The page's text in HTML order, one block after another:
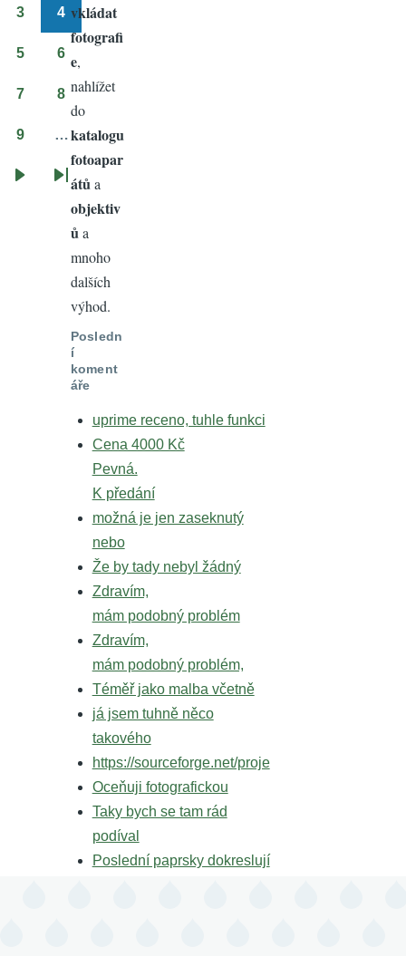
3 4
Stránka
5
Stránka
6
Stránka
7
Stránka
8
9 …
Následující
stránka
Poslední
stránka
vkládat
fotografi
e,
nahlížet
do
katalogu
fotoapar
átů a
objektiv
ů a
mnoho
dalších
výhod.
Posledn
í
koment
áře
uprime receno, tuhle funkci
Cena 4000 Kč
Pevná.
K předání
možná je jen zaseknutý
nebo
Že by tady nebyl žádný
Zdravím,
mám podobný problém
Zdravím,
mám podobný problém,
Téměř jako malba včetně
já jsem tuhně něco
takového
https://sourceforge.net/proje
Oceňuji fotografickou
Taky bych se tam rád
podíval
Poslední paprsky dokreslují